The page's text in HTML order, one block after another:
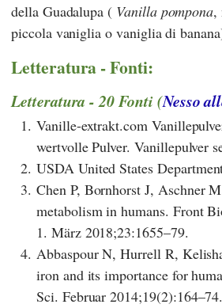
della Guadalupa ( Vanilla pompona,
piccola vaniglia o vaniglia di
Letteratura - Fonti:
Letteratura - 20 Fonti (Nesso
1. Vanille-extrakt.com
wertvolle Pulver. Vanillepulver
2. USDA United States
3. Chen P, Bornhorst J, Aschner
metabolism in humans. Front
1. März 2018;23:1655–79.
4. Abbaspour N, Hurrell R,
iron and its importance for
Sci. Februar 2014;19(2):164–74.